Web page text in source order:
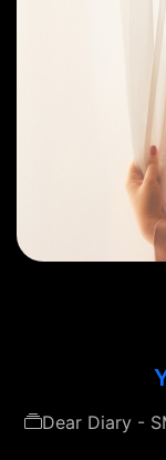
Dear Diary -